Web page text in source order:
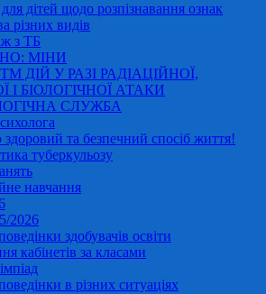
дітей щодо розпізнавання ознак
різних видів
з ТБ
МІНИ
ДІЙ У РАЗІ РАДІАЦІЙНОЇ,
І БІОЛОГІЧНОЇ АТАКИ
СЛУЖБА
та безпечний спосіб життя!
туберкульозу
навчання
2026
здобувачів освіти
кабінетів за класами
в різних ситуаціях